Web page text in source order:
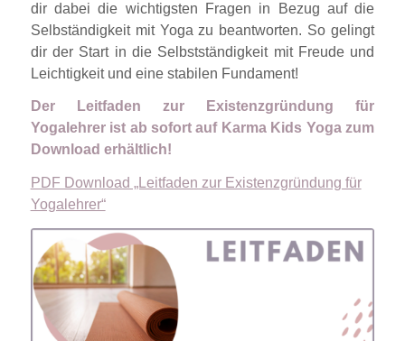
dir dabei die wichtigsten Fragen in Bezug auf die
Selbständigkeit mit Yoga zu beantworten. So gelingt
dir der Start in die Selbstständigkeit mit Freude und
Leichtigkeit und eine stabilen Fundament!
Der Leitfaden zur Existenzgründung für
Yogalehrer ist ab sofort auf Karma Kids Yoga zum
Download erhältlich!
PDF Download „Leitfaden zur Existenzgründung für
Yogalehrer“